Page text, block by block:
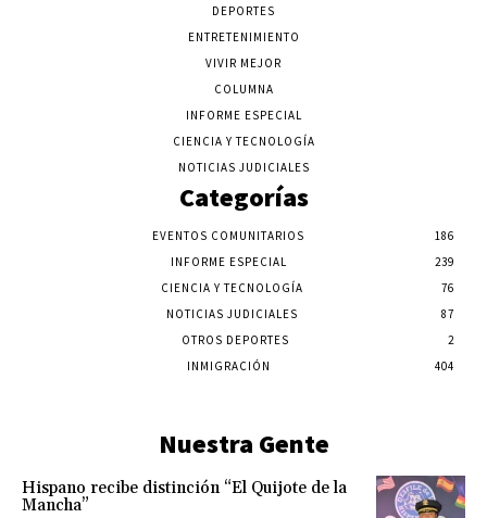
DEPORTES
ENTRETENIMIENTO
VIVIR MEJOR
COLUMNA
INFORME ESPECIAL
CIENCIA Y TECNOLOGÍA
NOTICIAS JUDICIALES
Categorías
EVENTOS COMUNITARIOS
186
INFORME ESPECIAL
239
CIENCIA Y TECNOLOGÍA
76
NOTICIAS JUDICIALES
87
OTROS DEPORTES
2
INMIGRACIÓN
404
Nuestra Gente
Hispano recibe distinción “El Quijote de la
Mancha”